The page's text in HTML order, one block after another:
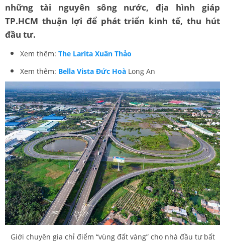
những tài nguyên sông nước, địa hình giáp
TP.HCM thuận lợi để phát triển kinh tế, thu hút
đầu tư.
Xem thêm: The Larita Xuân Thảo
Xem thêm: Bella Vista Đức Hoà Long An
Giới chuyên gia chỉ điểm “vùng đất vàng” cho nhà đầu tư bất